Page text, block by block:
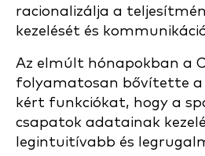
racionalizálja a
kezelését és
Az elmúlt hónapokban a
folyamatosan bővítette a
kért funkciókat, hogy a
csapatok adatainak
legintuitívabb és